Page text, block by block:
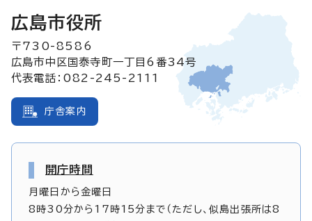
広島市役所
〒730-8586
広島市中区国泰寺町一丁目6番34号
代表電話：082-245-2111
庁舎案内
開庁時間
月曜日から金曜日
8時30分から17時15分まで（ただし、似島出張所は8